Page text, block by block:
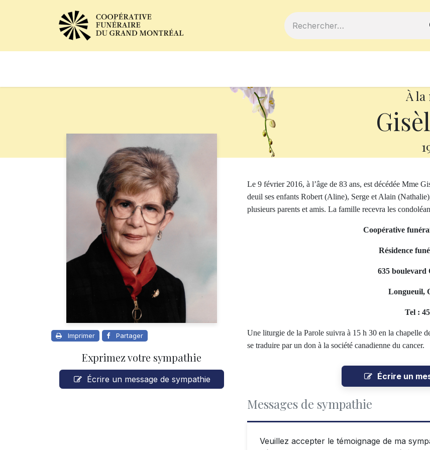
À
Imprimer Partager
Exprimez votre sympathie
Écrire un message de sympathie
Le 9 février 2016, à l’âge de 83 ans, est décédée Mme
deuil ses enfants Robert (Aline), Serge et Alain
plusieurs parents et amis. La famille recevra les
Coopérative
Résidence
635 boulevard
Longueuil,
Tel :
Une liturgie de la Parole suivra à 15 h 30 en la chapelle
se traduire par un don à la société canadienne du cancer.
Écrire un
Messages de sympathie
Veuillez accepter le témoignage de ma